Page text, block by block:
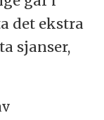
det ekstra
sjanser,